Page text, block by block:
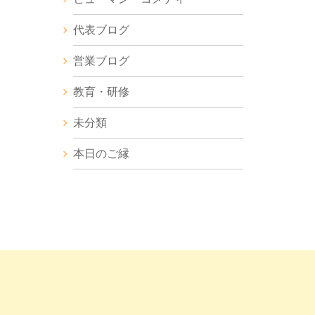
代表ブログ
営業ブログ
教育・研修
未分類
本日のご縁